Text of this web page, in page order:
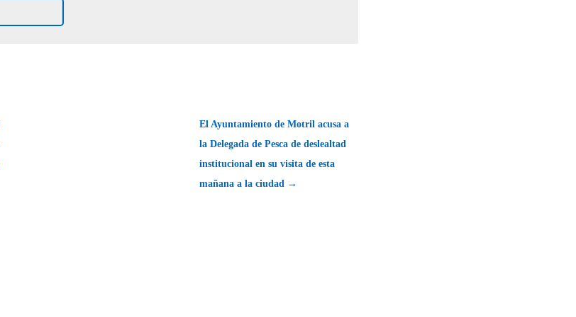
El Ayuntamiento de Motril acusa a
la Delegada de Pesca de deslealtad
institucional en su visita de esta
mañana a la ciudad →